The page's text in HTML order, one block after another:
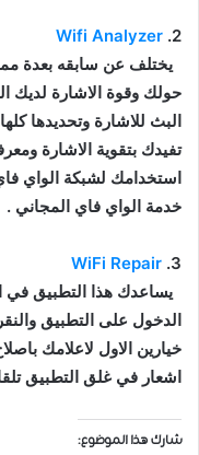
2.
Wifi Analyzer
يختلف عن سابقه بعدة
حولك وقوة الاشارة لديك
البث للاشارة وتحديدها
تفيدك بتقوية الاشارة
استخدامك لشبكة الواي
خدمة الواي فاي المجاني .
3.
WiFi Repair
يساعدك هذا التطبيق
خيارين الاول لاعلامك
اشعار في غلق التطبيق
شارك هذا الموضوع: